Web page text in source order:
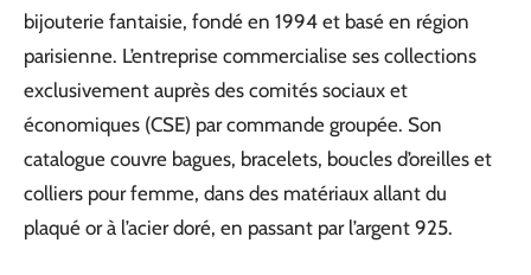
bijouterie fantaisie, fondé en 1994 et basé en région
parisienne. L’entreprise commercialise ses collections
exclusivement auprès des comités sociaux et
économiques (CSE) par commande groupée. Son
catalogue couvre bagues, bracelets, boucles d’oreilles et
colliers pour femme, dans des matériaux allant du
plaqué or à l’acier doré, en passant par l’argent 925.